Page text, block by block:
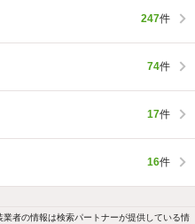
247件
74件
17件
16件
者の情報は検索パートナーが提供している情